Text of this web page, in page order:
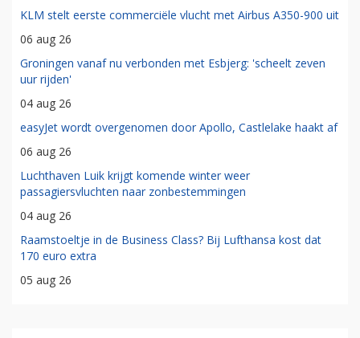
KLM stelt eerste commerciële vlucht met Airbus A350-900 uit
06 aug 26
Groningen vanaf nu verbonden met Esbjerg: 'scheelt zeven
uur rijden'
04 aug 26
easyJet wordt overgenomen door Apollo, Castlelake haakt af
06 aug 26
Luchthaven Luik krijgt komende winter weer
passagiersvluchten naar zonbestemmingen
04 aug 26
Raamstoeltje in de Business Class? Bij Lufthansa kost dat
170 euro extra
05 aug 26